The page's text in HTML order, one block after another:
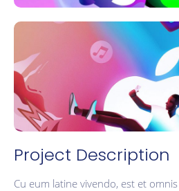
Project Description
Cu eum latine vivendo, est et